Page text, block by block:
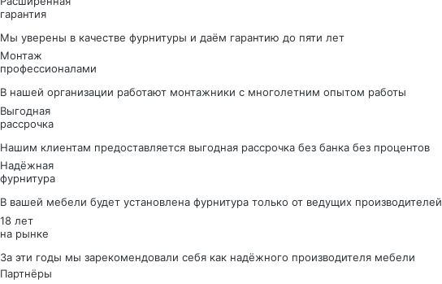
гарантия
Мы уверены в качестве фурнитуры и даём гарантию до пяти лет
Монтаж
профессионалами
В нашей организации работают монтажники с многолетним опытом работы
Выгодная
рассрочка
Нашим клиентам предоставляется выгодная рассрочка без банка без процентов
Надёжная
фурнитура
В вашей мебели будет установлена фурнитура только от ведущих производителей
18 лет
на рынке
За эти годы мы зарекомендовали себя как надёжного производителя мебели
Партнёры